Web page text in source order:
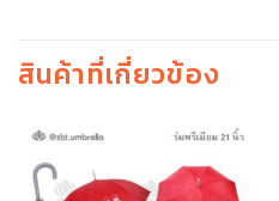
สินค้าที่เกี่ยวข้อง